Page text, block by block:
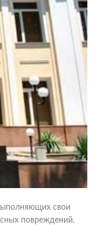
свои
повреждений.